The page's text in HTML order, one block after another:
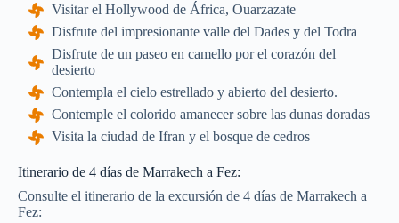
Visitar el Hollywood de África, Ouarzazate
Disfrute del impresionante valle del Dades y del Todra
Disfrute de un paseo en camello por el corazón del
desierto
Contempla el cielo estrellado y abierto del desierto.
Contemple el colorido amanecer sobre las dunas doradas
Visita la ciudad de Ifran y el bosque de cedros
Itinerario de 4 días de Marrakech a Fez:
Consulte el itinerario de la excursión de 4 días de Marrakech a
Fez: